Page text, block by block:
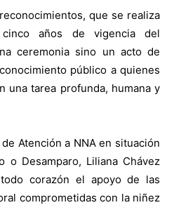
que se realiza
años de vigencia del
ceremonia sino un acto de
público a quienes
una tarea profunda, humana y
Atención a NNA en situación
o Desamparo, Liliana Chávez
corazón el apoyo de las
comprometidas con la niñez